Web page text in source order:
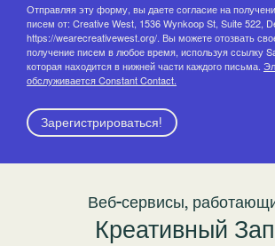
Отправляя эту форму, вы даете согласие на
писем от: Creative West, 1536 Wynkoop St, Suite 522,
https://wearecreativewest.org/. Вы можете отозвать
получение писем в любое время, используя ссылку
которая находится в нижней части каждого письма.
обслуживается Constant Contact.
Зарегистрироваться!
Веб-сервисы,
Креативный